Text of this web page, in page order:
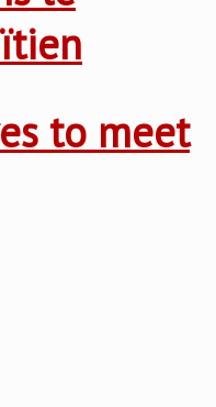
to meet